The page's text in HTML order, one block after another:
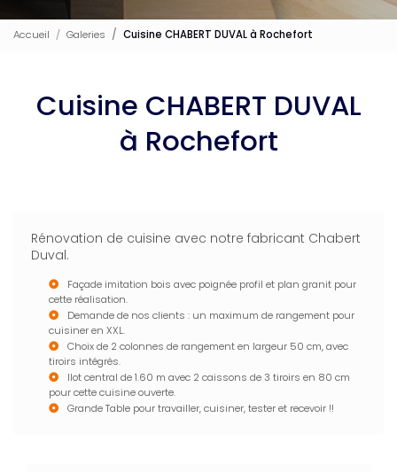
Accueil Galeries Cuisine CHABERT DUVAL à Rochefort
Cuisine CHABERT DUVAL
à Rochefort
Rénovation de cuisine avec notre fabricant Chabert
Duval.
Façade imitation bois avec poignée profil et plan granit pour
cette réalisation.
Demande de nos clients : un maximum de rangement pour
cuisiner en XXL.
Choix de 2 colonnes de rangement en largeur 50 cm, avec
tiroirs intégrés.
Ilot central de 1.60 m avec 2 caissons de 3 tiroirs en 80 cm
pour cette cuisine ouverte.
Grande Table pour travailler, cuisiner, tester et recevoir !!